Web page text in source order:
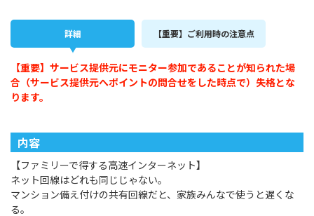
詳細 【重要】ご利用時の注意点
【重要】サービス提供元にモニター参加であることが知られた場
合（サービス提供元へポイントの問合せをした時点で）失格とな
ります。
内容
【ファミリーで得する高速インターネット】
ネット回線はどれも同じじゃない。
マンション備え付けの共有回線だと、家族みんなで使うと遅くな
る。